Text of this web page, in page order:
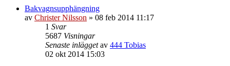
Bakvagnsupphängning
av Christer Nilsson » 08 feb 2014 11:17
1 Svar
5687 Visningar
Senaste inläggetav 444 Tobias
02 okt 2014 15:03